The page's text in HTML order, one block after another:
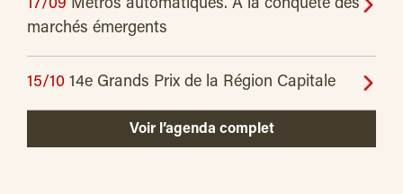
17/09 Métros automatiques. À la conquête des
marchés émergents
15/10 14e Grands Prix de la Région Capitale
Voir l’agenda complet